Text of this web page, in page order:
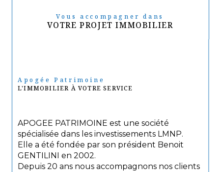
Vous accompagner dans
VOTRE PROJET IMMOBILIER
Apogée Patrimoine
L'IMMOBILIER À VOTRE SERVICE
APOGEE PATRIMOINE est une société
spécialisée dans les investissements LMNP.
Elle a été fondée par son président Benoit
GENTILINI en 2002.
Depuis 20 ans nous accompagnons nos clients